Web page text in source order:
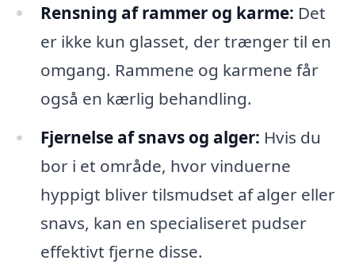
Rensning af rammer og karme: Det
er ikke kun glasset, der trænger til en
omgang. Rammene og karmene får
også en kærlig behandling.
Fjernelse af snavs og alger: Hvis du
bor i et område, hvor vinduerne
hyppigt bliver tilsmudset af alger eller
snavs, kan en specialiseret pudser
effektivt fjerne disse.